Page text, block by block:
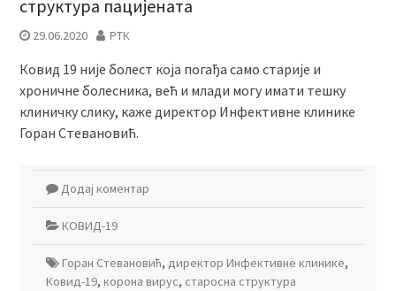
структура пацијената
29.06.2020 РТК
Ковид 19 није болест која погађа само старије и
хроничне болесника, већ и млади могу имати тешку
клиничку слику, каже директор Инфективне клинике
Горан Стевановић.
Додај коментар
КОВИД-19
Горан Стевановић, директор Инфективне клинике,
Ковид-19, корона вирус, старосна структура